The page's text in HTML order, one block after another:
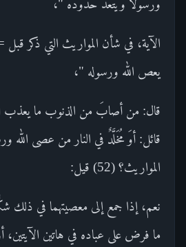
ورسولا ويتعد حدوده "،
الآية، في شأن المواريث التي ذكر
يعص الله ورسوله "،
قال: من أصابَ من الذنوب ما يعذب
قائل: أوَ مُخَلَّدٌ في النار من عصى الله
المواريث؟ (52) قيل:
نعم، إذا جمع إلى معصيتهما في ذلك
ما فرض على عباده في هاتين الآيتين،